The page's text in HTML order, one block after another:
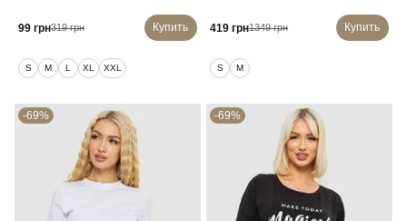
99 грн319 грн Купить
S M L XL XXL
419 грн1349 грн Купить
S M
-69% -69%